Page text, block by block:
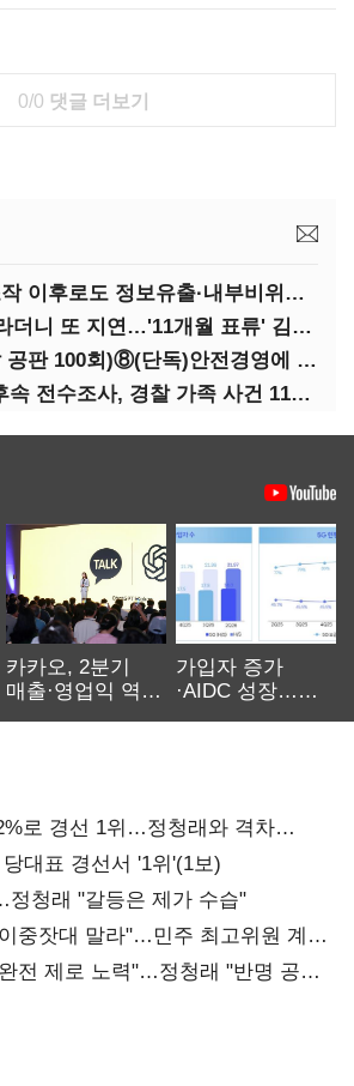
0/0 댓글 더보기
장윤기 은폐·조작 이후로도 정보유출·내부비위…경찰 신뢰는 어디에
"마무리 단계"라더니 또 지연…'11개월 표류' 김병기 수사
(SPC 노조탄압 공판 100회)⑧(단독)안전경영에 '천억' 투자했다던 SPC…'산재' 다시 늘었다
'장윤기 사건' 후속 전수조사, 경찰 가족 사건 117건…"44건 이관"
카카오, 2분기
매출·영업익 역대
가입자 증가
·AIDC 성장…
로 경선 1위…정청래와 격차
대표 경선서 '1위'(1보)
청래 "갈등은 제가 수습"
중잣대 말라"…민주 최고위원 계파
전 제로 노력"…정청래 "반명 공세